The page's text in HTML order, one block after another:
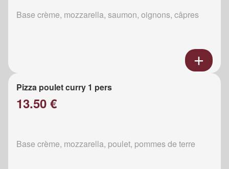
Base crème, mozzarella, saumon, oignons, câpres
Pizza poulet curry 1 pers
13.50 €
Base crème, mozzarella, poulet, pommes de terre